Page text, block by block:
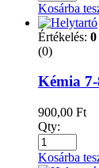
Kosárba
Értékelés: 0
(0)
Kémia
900,00 Ft
Qty:
Kosárba